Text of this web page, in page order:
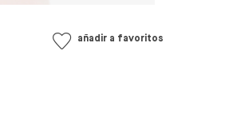
añadir a favoritos